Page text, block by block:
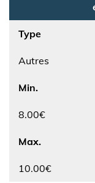
Type
Autres
Min.
8.00€
Max.
10.00€